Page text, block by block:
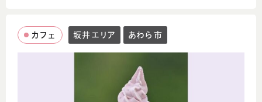
カフェ 坂井エリア あわら市